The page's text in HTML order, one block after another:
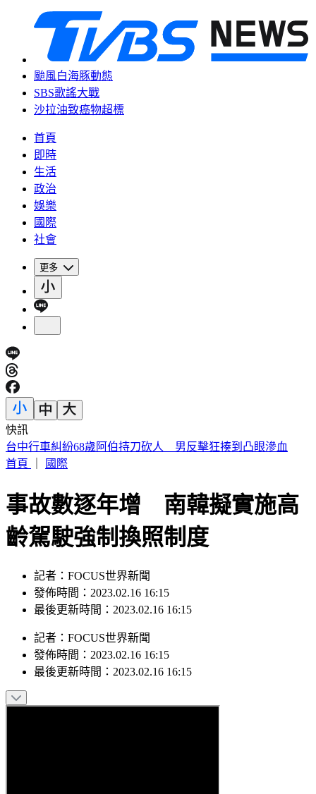
颱風白海豚動態
SBS歌謠大戰
沙拉油致癌物超標
首頁
即時
生活
政治
娛樂
國際
社會
更多
快訊
午後雨來了！「北北基等15縣市大雨特報」 恐一路下到晚
首頁
國際
事故數逐年增 南韓擬實施高
齡駕駛強制換照制度
記者：FOCUS世界新聞
發佈時間：2023.02.16 16:15
最後更新時間：2023.02.16 16:15
記者 ： FOCUS世界新聞
發佈時間： 2023.02.16 16:15
最後更新時間： 2023.02.16 16:15